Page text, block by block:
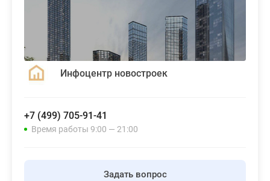
Инфоцентр новостроек
+7 (499) 705-91-41
Время работы 9:00 — 21:00
Задать вопрос